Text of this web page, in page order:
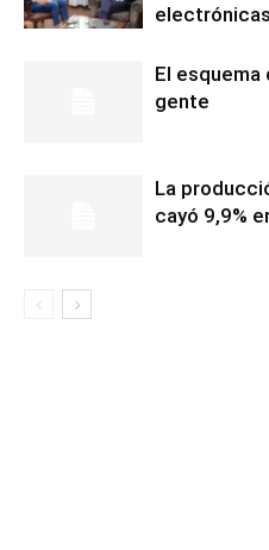
electrónicas
El esquema
gente
La
cayó 9,9%